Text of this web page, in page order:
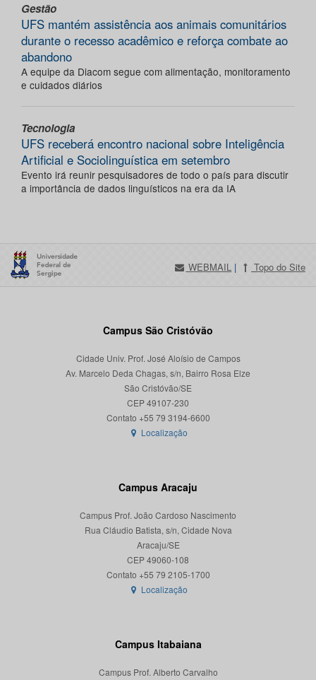
Gestão
UFS mantém assistência aos animais comunitários
durante o recesso acadêmico e reforça combate ao
abandono
A equipe da Diacom segue com alimentação, monitoramento
e cuidados diários
Tecnologia
UFS receberá encontro nacional sobre Inteligência
Artificial e Sociolinguística em setembro
Evento irá reunir pesquisadores de todo o país para discutir
a importância de dados linguísticos na era da IA
WEBMAIL | Topo do Site
Campus São Cristóvão
Cidade Univ. Prof. José Aloísio de Campos
Av. Marcelo Deda Chagas, s/n, Bairro Rosa Elze
São Cristóvão/SE
CEP 49107-230
Localização
Campus Aracaju
Campus Prof. João Cardoso Nascimento
Rua Cláudio Batista, s/n, Cidade Nova
Aracaju/SE
CEP 49060-108
Localização
Campus Itabaiana
Campus Prof. Alberto Carvalho